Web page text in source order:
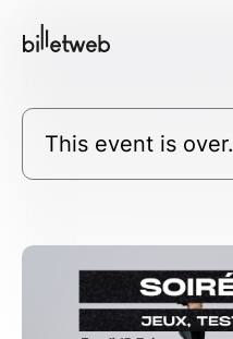
This event is over.